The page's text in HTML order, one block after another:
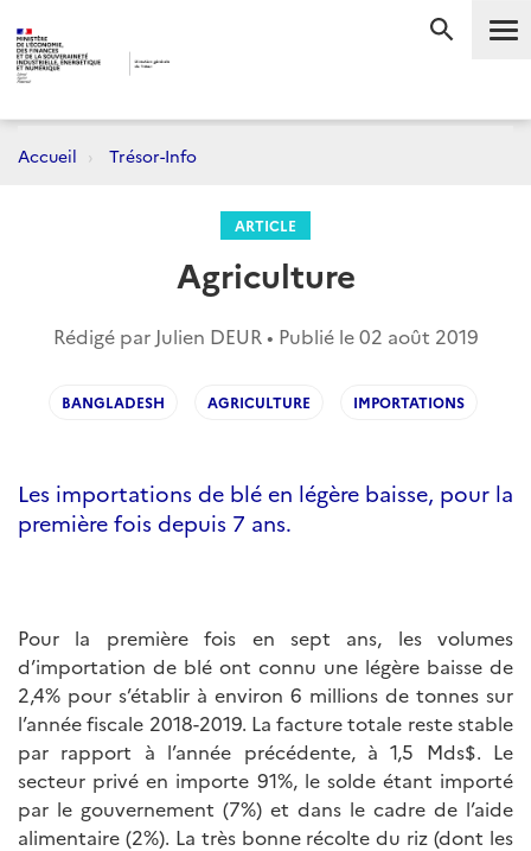
Accueil Trésor-Info
ARTICLE
Agriculture
Rédigé par Julien DEUR • Publié le02 août 2019
BANGLADESH AGRICULTURE IMPORTATIONS
Les importations de blé en légère baisse, pour la
première fois depuis 7 ans.
Pour la première fois en sept ans, les volumes
d’importation de blé ont connu une légère baisse de
2,4% pour s’établir à environ 6 millions de tonnes sur
l’année fiscale 2018-2019. La facture totale reste stable
par rapport à l’année précédente, à 1,5 Mds$. Le
secteur privé en importe 91%, le solde étant importé
par le gouvernement (7%) et dans le cadre de l’aide
alimentaire (2%). La très bonne récolte du riz (dont les